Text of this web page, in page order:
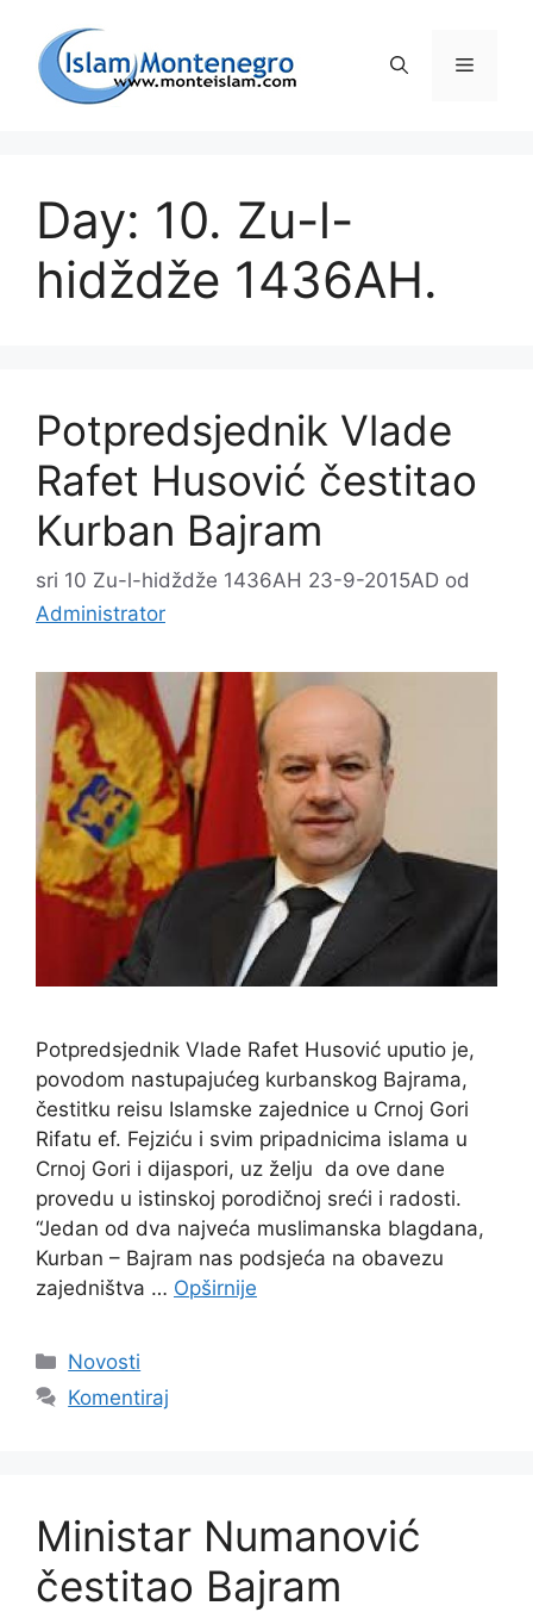
sadržaj
Day: 10. Zu-l-
hidždže 1436AH.
Potpredsjednik Vlade
Rafet Husović čestitao
Kurban Bajram
sri 10 Zu-l-hidždže 1436AH 23-9-2015AD od
Administrator
Potpredsjednik Vlade Rafet Husović uputio je,
povodom nastupajućeg kurbanskog Bajrama,
čestitku reisu Islamske zajednice u Crnoj Gori
Rifatu ef. Fejziću i svim pripadnicima islama u
Crnoj Gori i dijaspori, uz želju da ove dane
provedu u istinskoj porodičnoj sreći i radosti.
“Jedan od dva najveća muslimanska blagdana,
Kurban – Bajram nas podsjeća na obavezu
zajedništva … Opširnije
Kategorije
Novosti
Komentiraj
Ministar Numanović
čestitao Bajram